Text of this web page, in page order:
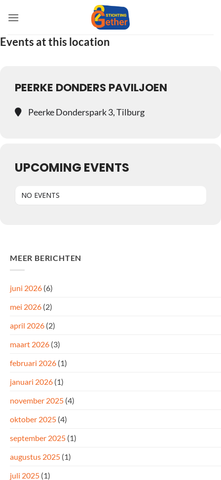
naar
Events at this location
PEERKE DONDERS PAVILJOEN
Peerke Donderspark 3, Tilburg
UPCOMING EVENTS
NO EVENTS
MEER BERICHTEN
juni 2026 (6)
mei 2026 (2)
april 2026 (2)
maart 2026 (3)
februari 2026 (1)
januari 2026 (1)
november 2025 (4)
oktober 2025 (4)
september 2025 (1)
augustus 2025 (1)
juli 2025 (1)